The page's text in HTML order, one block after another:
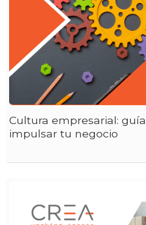
Cultura empresarial:
impulsar tu negocio